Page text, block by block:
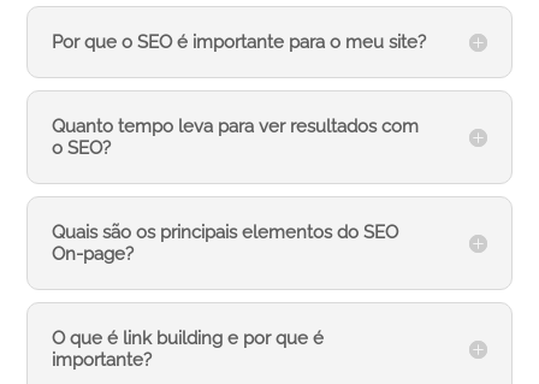
Por que o SEO é importante para o meu site?
Quanto tempo leva para ver resultados com
o SEO?
Quais são os principais elementos do SEO
On-page?
O que é link building e por que é
importante?